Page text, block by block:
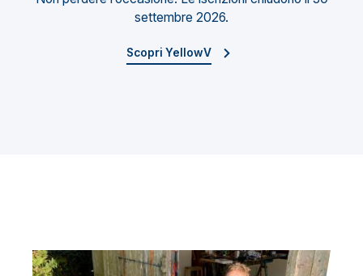
settembre 2026.
Scopri YellowV